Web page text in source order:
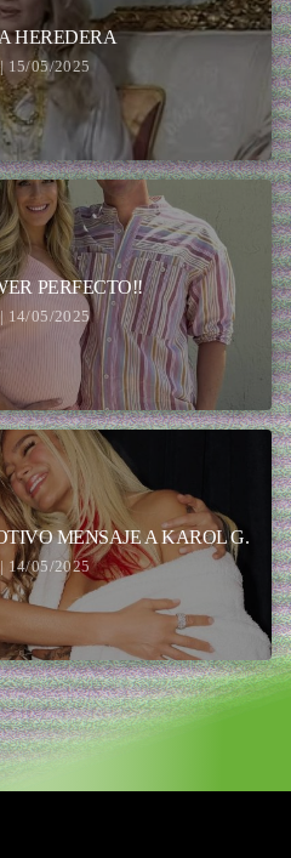
HEREDERA
15/05/2025
PERFECTO!!
14/05/2025
MENSAJE A KAROL G.
14/05/2025